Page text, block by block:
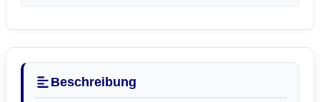
Beschreibung